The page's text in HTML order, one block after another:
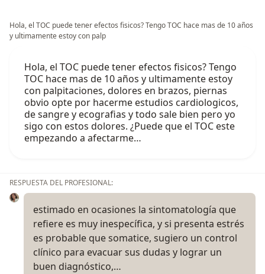
Hola, el TOC puede tener efectos fisicos? Tengo TOC hace mas de 10 años
y ultimamente estoy con palp
Hola, el TOC puede tener efectos fisicos? Tengo
TOC hace mas de 10 años y ultimamente estoy
con palpitaciones, dolores en brazos, piernas
obvio opte por hacerme estudios cardiologicos,
de sangre y ecografias y todo sale bien pero yo
sigo con estos dolores. ¿Puede que el TOC este
empezando a afectarme…
RESPUESTA DEL PROFESIONAL:
estimado en ocasiones la sintomatología que
refiere es muy inespecífica, y si presenta estrés
es probable que somatice, sugiero un control
clínico para evacuar sus dudas y lograr un
buen diagnóstico,…